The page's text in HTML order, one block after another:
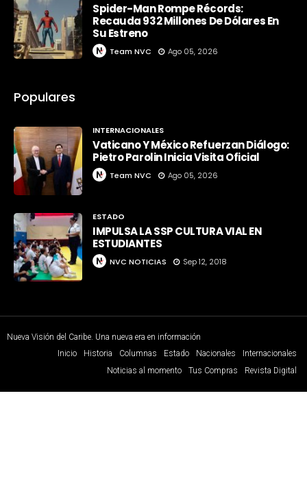
Spider-Man Rompe Récords:
Recauda 932 Millones De Dólares En
Su Estreno
Team NVC Ago 05, 2026
Populares
INTERNACIONALES
Vaticano Y México Refuerzan Diálogo:
Pietro Parolin Inicia Visita Oficial
Team NVC Ago 05, 2026
ESTADO
IMPULSA LA SSP CULTURA VIAL EN
ESTUDIANTES
NVC NOTICIAS Sep 12, 2018
Nueva Visión del Caribe. Una nueva era en información
Inicio
Historia Columnas Estado Nacionales
Internacionales
Noticias al momento
Tus Compras Revista Digital